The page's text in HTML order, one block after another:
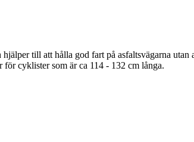
till att hålla god fart på asfaltsvägarna
för cyklister som är ca 114 - 132 cm långa.